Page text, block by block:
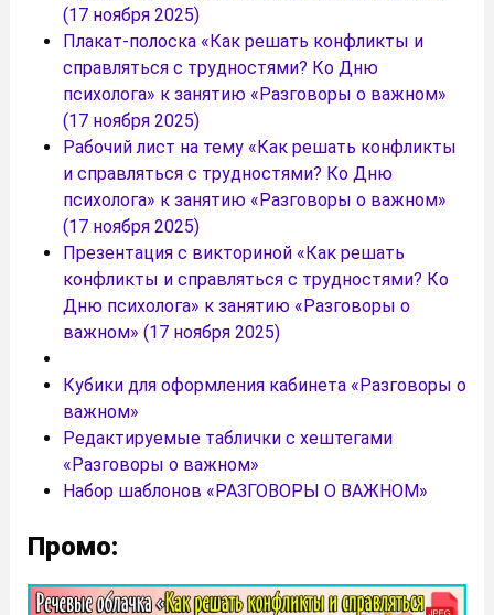
(17 ноября 2025)
Плакат-полоска «Как решать конфликты и
справляться с трудностями? Ко Дню
психолога» к занятию «Разговоры о важном»
(17 ноября 2025)
Рабочий лист на тему «Как решать конфликты
и справляться с трудностями? Ко Дню
психолога» к занятию «Разговоры о важном»
(17 ноября 2025)
Презентация с викториной «Как решать
конфликты и справляться с трудностями? Ко
Дню психолога» к занятию «Разговоры о
важном» (17 ноября 2025)
Кубики для оформления кабинета «Разговоры о
важном»
Редактируемые таблички с хештегами
«Разговоры о важном»
Набор шаблонов «РАЗГОВОРЫ О ВАЖНОМ»
Промо: